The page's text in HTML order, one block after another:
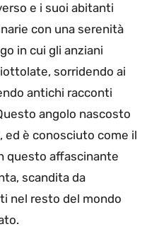
e i suoi abitanti
con una serenità
in cui gli anziani
sorridendo ai
antichi racconti
angolo nascosto
, ed è conosciuto come il
questo affascinante
scandita da
nel resto del mondo